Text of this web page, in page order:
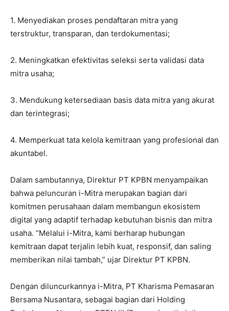
1. Menyediakan proses pendaftaran mitra yang
terstruktur, transparan, dan terdokumentasi;
2. Meningkatkan efektivitas seleksi serta validasi data
mitra usaha;
3. Mendukung ketersediaan basis data mitra yang akurat
dan terintegrasi;
4. Memperkuat tata kelola kemitraan yang profesional dan
akuntabel.
Dalam sambutannya, Direktur PT KPBN menyampaikan
bahwa peluncuran i-Mitra merupakan bagian dari
komitmen perusahaan dalam membangun ekosistem
digital yang adaptif terhadap kebutuhan bisnis dan mitra
usaha. “Melalui i-Mitra, kami berharap hubungan
kemitraan dapat terjalin lebih kuat, responsif, dan saling
memberikan nilai tambah,” ujar Direktur PT KPBN.
Dengan diluncurkannya i-Mitra, PT Kharisma Pemasaran
Bersama Nusantara, sebagai bagian dari Holding